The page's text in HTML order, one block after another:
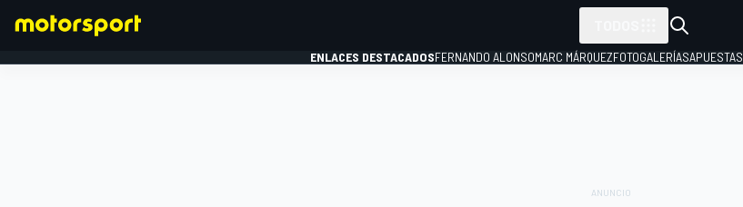
ENLACES DESTACADOSFERNANDO ALONSOMARC MÁRQUEZFOTOGALERÍASAPUESTAS